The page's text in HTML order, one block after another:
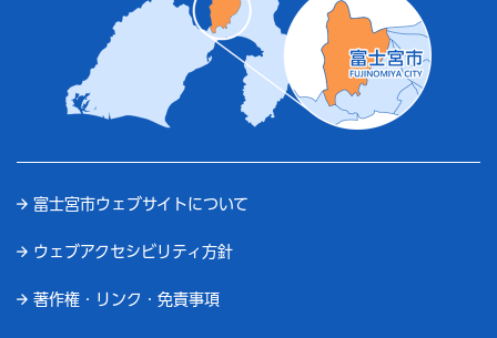
富士宮市ウェブサイトについて
ウェブアクセシビリティ方針
著作権・リンク・免責事項